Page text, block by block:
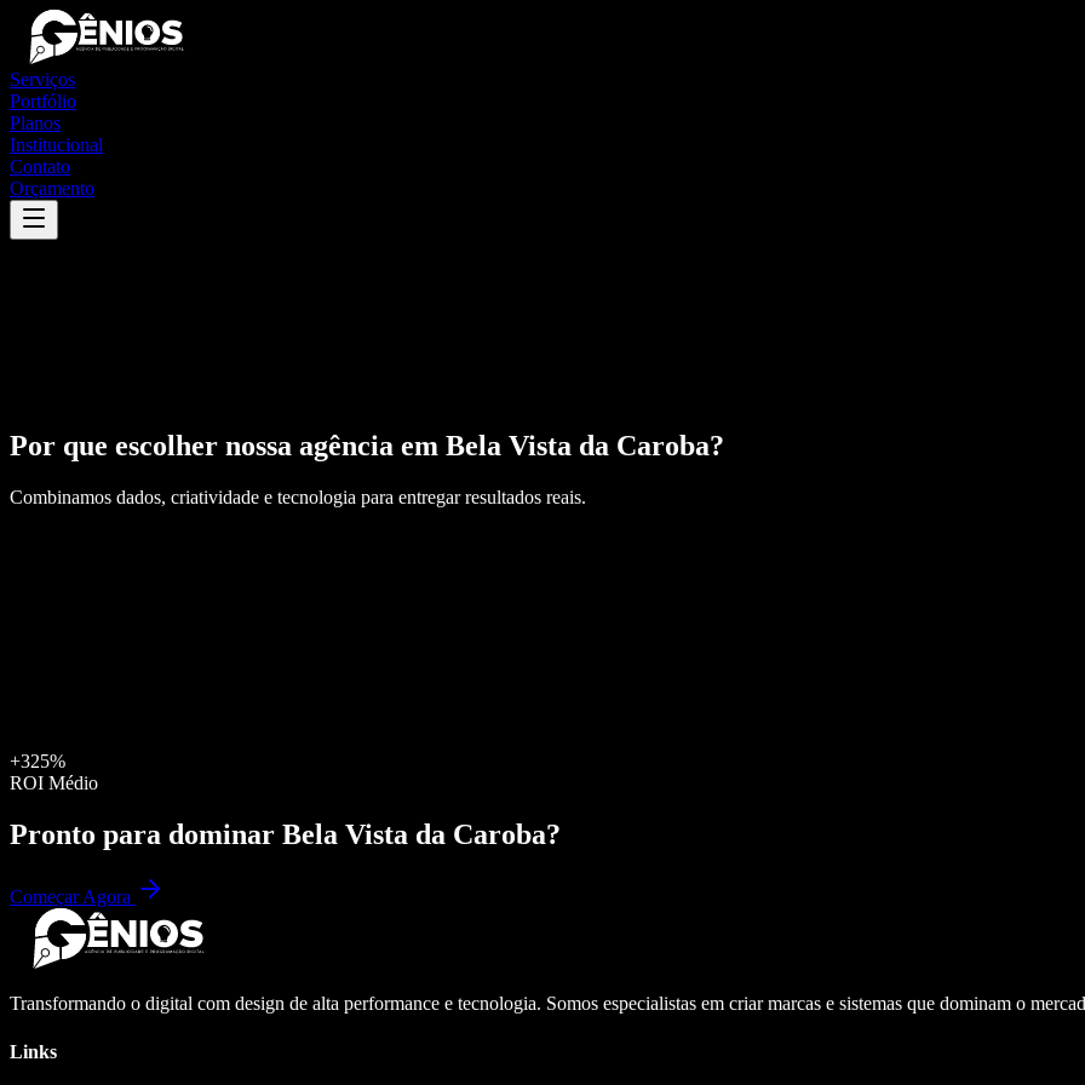
Serviços
Portfólio
Planos
Institucional
Contato
Orçamento
Por que escolher nossa agência em Bela Vista da Caroba?
Combinamos dados, criatividade e tecnologia para entregar resultados reais.
+325%
ROI Médio
Pronto para dominar Bela Vista da Caroba?
Começar Agora
Transformando o digital com design de alta performance e tecnologia. Somos especialistas em criar marcas e sistemas que dominam o
Links